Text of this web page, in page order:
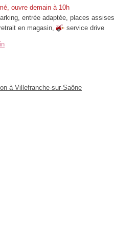
ouvre demain à 10h
entrée adaptée, places assises
en magasin, service drive
à Villefranche-sur-Saône